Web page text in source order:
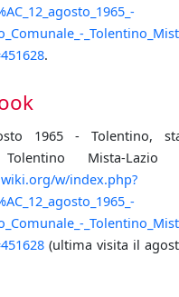
.
1965 - Tolentino,
Mista-Lazio
w/index.php?
(ultima visita il